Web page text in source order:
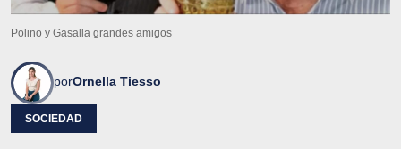
Polino y Gasalla grandes amigos
porOrnella Tiesso
SOCIEDAD